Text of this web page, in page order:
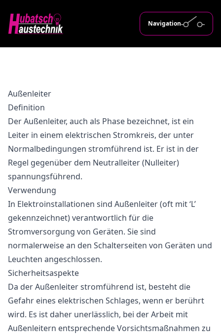
Navigation
Außenleiter
Definition
Der Außenleiter, auch als Phase bezeichnet, ist ein
Leiter in einem elektrischen Stromkreis, der unter
Normalbedingungen stromführend ist. Er ist in der
Regel gegenüber dem Neutralleiter (Nulleiter)
spannungsführend.
Verwendung
In Elektroinstallationen sind Außenleiter (oft mit ‘L’
gekennzeichnet) verantwortlich für die
Stromversorgung von Geräten. Sie sind
normalerweise an den Schalterseiten von Geräten und
Leuchten angeschlossen.
Sicherheitsaspekte
Da der Außenleiter stromführend ist, besteht die
Gefahr eines elektrischen Schlages, wenn er berührt
wird. Es ist daher unerlässlich, bei der Arbeit mit
Außenleitern entsprechende Vorsichtsmaßnahmen zu